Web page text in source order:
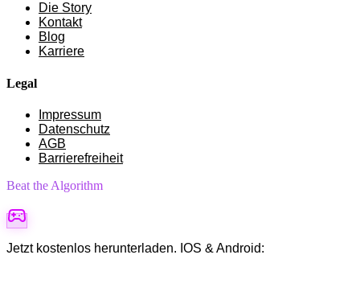
Die Story
Kontakt
Blog
Karriere
Legal
Impressum
Datenschutz
AGB
Barrierefreiheit
Beat the Algorithm
Jetzt kostenlos herunterladen. IOS & Android: